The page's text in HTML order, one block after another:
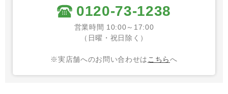
0120-73-1238
営業時間 10:00～17:00
（日曜・祝日除く）
※実店舗へのお問い合わせは こちらへ